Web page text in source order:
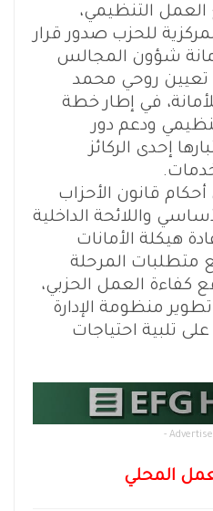
التنظيمي،
للحزب صدور قرار
شؤون المجالس
تعيين روحي محمد
في إطار خطة
ودعم دور
إحدى الركائز
أحكام قانون الأحزاب
واللائحة الداخلية
هيكلة الأمانات
متطلبات المرحلة
كفاءة العمل الحزبي،
منظومة الإدارة
تلبية احتياجات
-
المحلي